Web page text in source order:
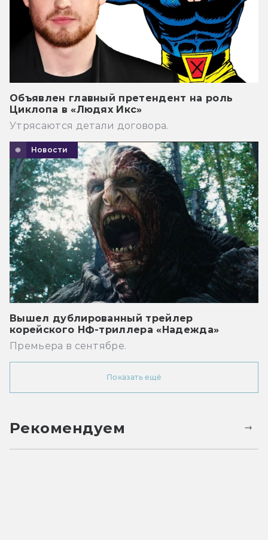
Объявлен главный претендент на роль
Циклопа в «Людях Икс»
Утрясаются детали договора.
Новости
Вышел дублированный трейлер
корейского НФ-триллера «Надежда»
Премьера в сентябре.
Показать ещё
Рекомендуем